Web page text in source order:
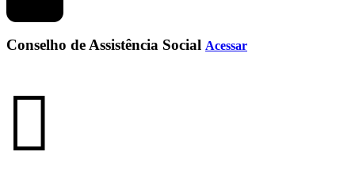
Conselho de Assistência Social Acessar